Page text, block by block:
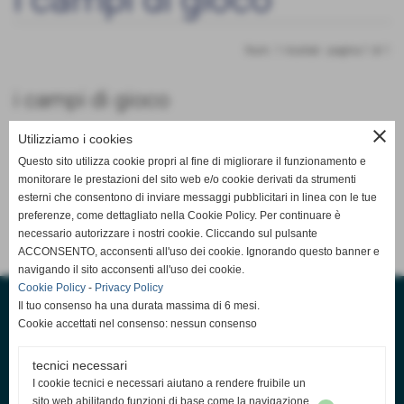
i campi di gioco
close
Utilizziamo i cookies
Questo sito utilizza cookie propri al fine di migliorare il funzionamento e
monitorare le prestazioni del sito web e/o cookie derivati da strumenti
esterni che consentono di inviare messaggi pubblicitari in linea con le tue
preferenze, come dettagliato nella Cookie Policy. Per continuare è
necessario autorizzare i nostri cookie. Cliccando sul pulsante
ACCONSENTO, acconsenti all'uso dei cookie. Ignorando questo banner e
navigando il sito acconsenti all'uso dei cookie.
Cookie Policy - Privacy Policy
Il tuo consenso ha una durata massima di 6 mesi.
Cookie accettati nel consenso: nessun consenso
tecnici necessari
I cookie tecnici e necessari aiutano a rendere fruibile un
sito web abilitando funzioni di base come la navigazione